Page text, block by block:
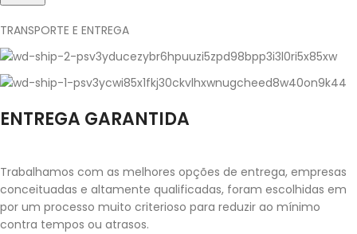
TRANSPORTE E ENTREGA
ENTREGA GARANTIDA
Trabalhamos com as melhores opções de entrega, empresas
conceituadas e altamente qualificadas, foram escolhidas em
por um processo muito criterioso para reduzir ao mínimo
contra tempos ou atrasos.